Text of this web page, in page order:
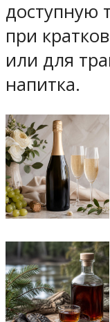
доступную
при
или для
напитка.